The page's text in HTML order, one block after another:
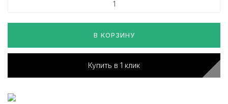
В КОРЗИНУ
Купить в 1 клик